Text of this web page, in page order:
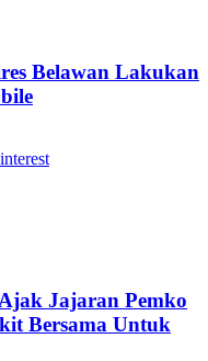
Belawan Lakukan
Jajaran Pemko
Bersama Untuk